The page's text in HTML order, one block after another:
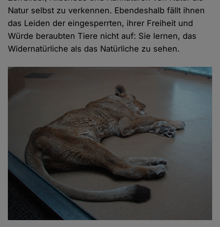
Natur selbst zu verkennen. Ebendeshalb fällt ihnen
das Leiden der eingesperrten, ihrer Freiheit und
Würde beraubten Tiere nicht auf: Sie lernen, das
Widernatürliche als das Natürliche zu sehen.
Cookies